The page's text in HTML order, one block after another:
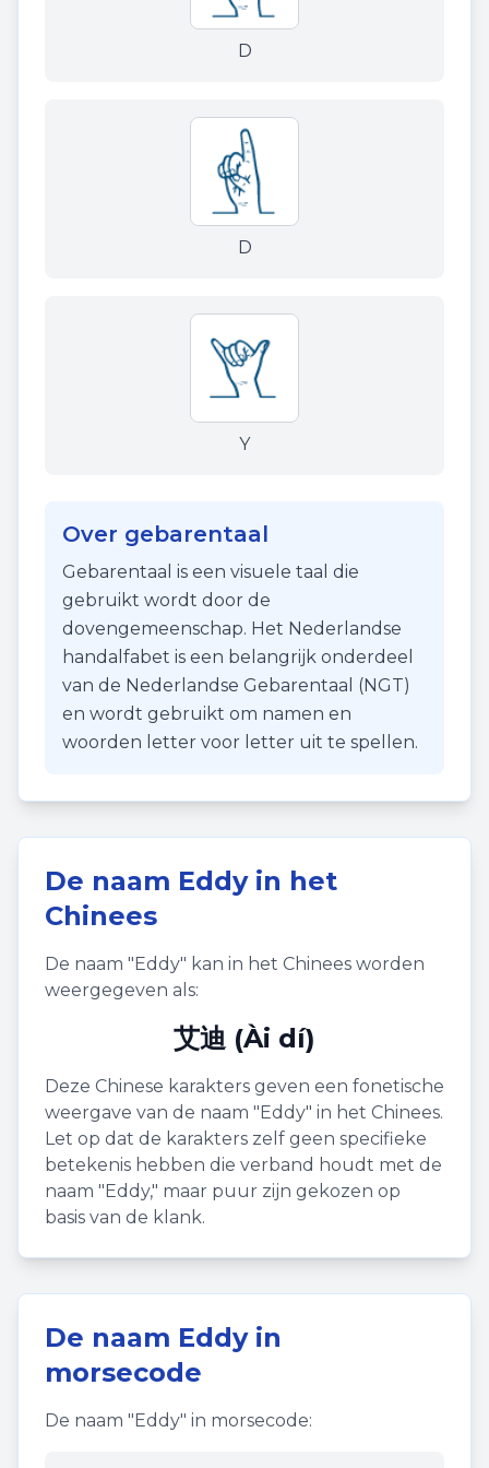
D
D
Y
Over gebarentaal
Gebarentaal is een visuele taal die
gebruikt wordt door de
dovengemeenschap. Het Nederlandse
handalfabet is een belangrijk onderdeel
van de Nederlandse Gebarentaal (NGT)
en wordt gebruikt om namen en
woorden letter voor letter uit te spellen.
De naam Eddyin het
Chinees
De naam "Eddy" kan in het Chinees worden
weergegeven als:
艾迪 (Ài dí)
Deze Chinese karakters geven een fonetische
weergave van de naam "Eddy" in het Chinees.
Let op dat de karakters zelf geen specifieke
betekenis hebben die verband houdt met de
naam "Eddy," maar puur zijn gekozen op
basis van de klank.
De naam Eddyin
morsecode
De naam "Eddy" in morsecode: